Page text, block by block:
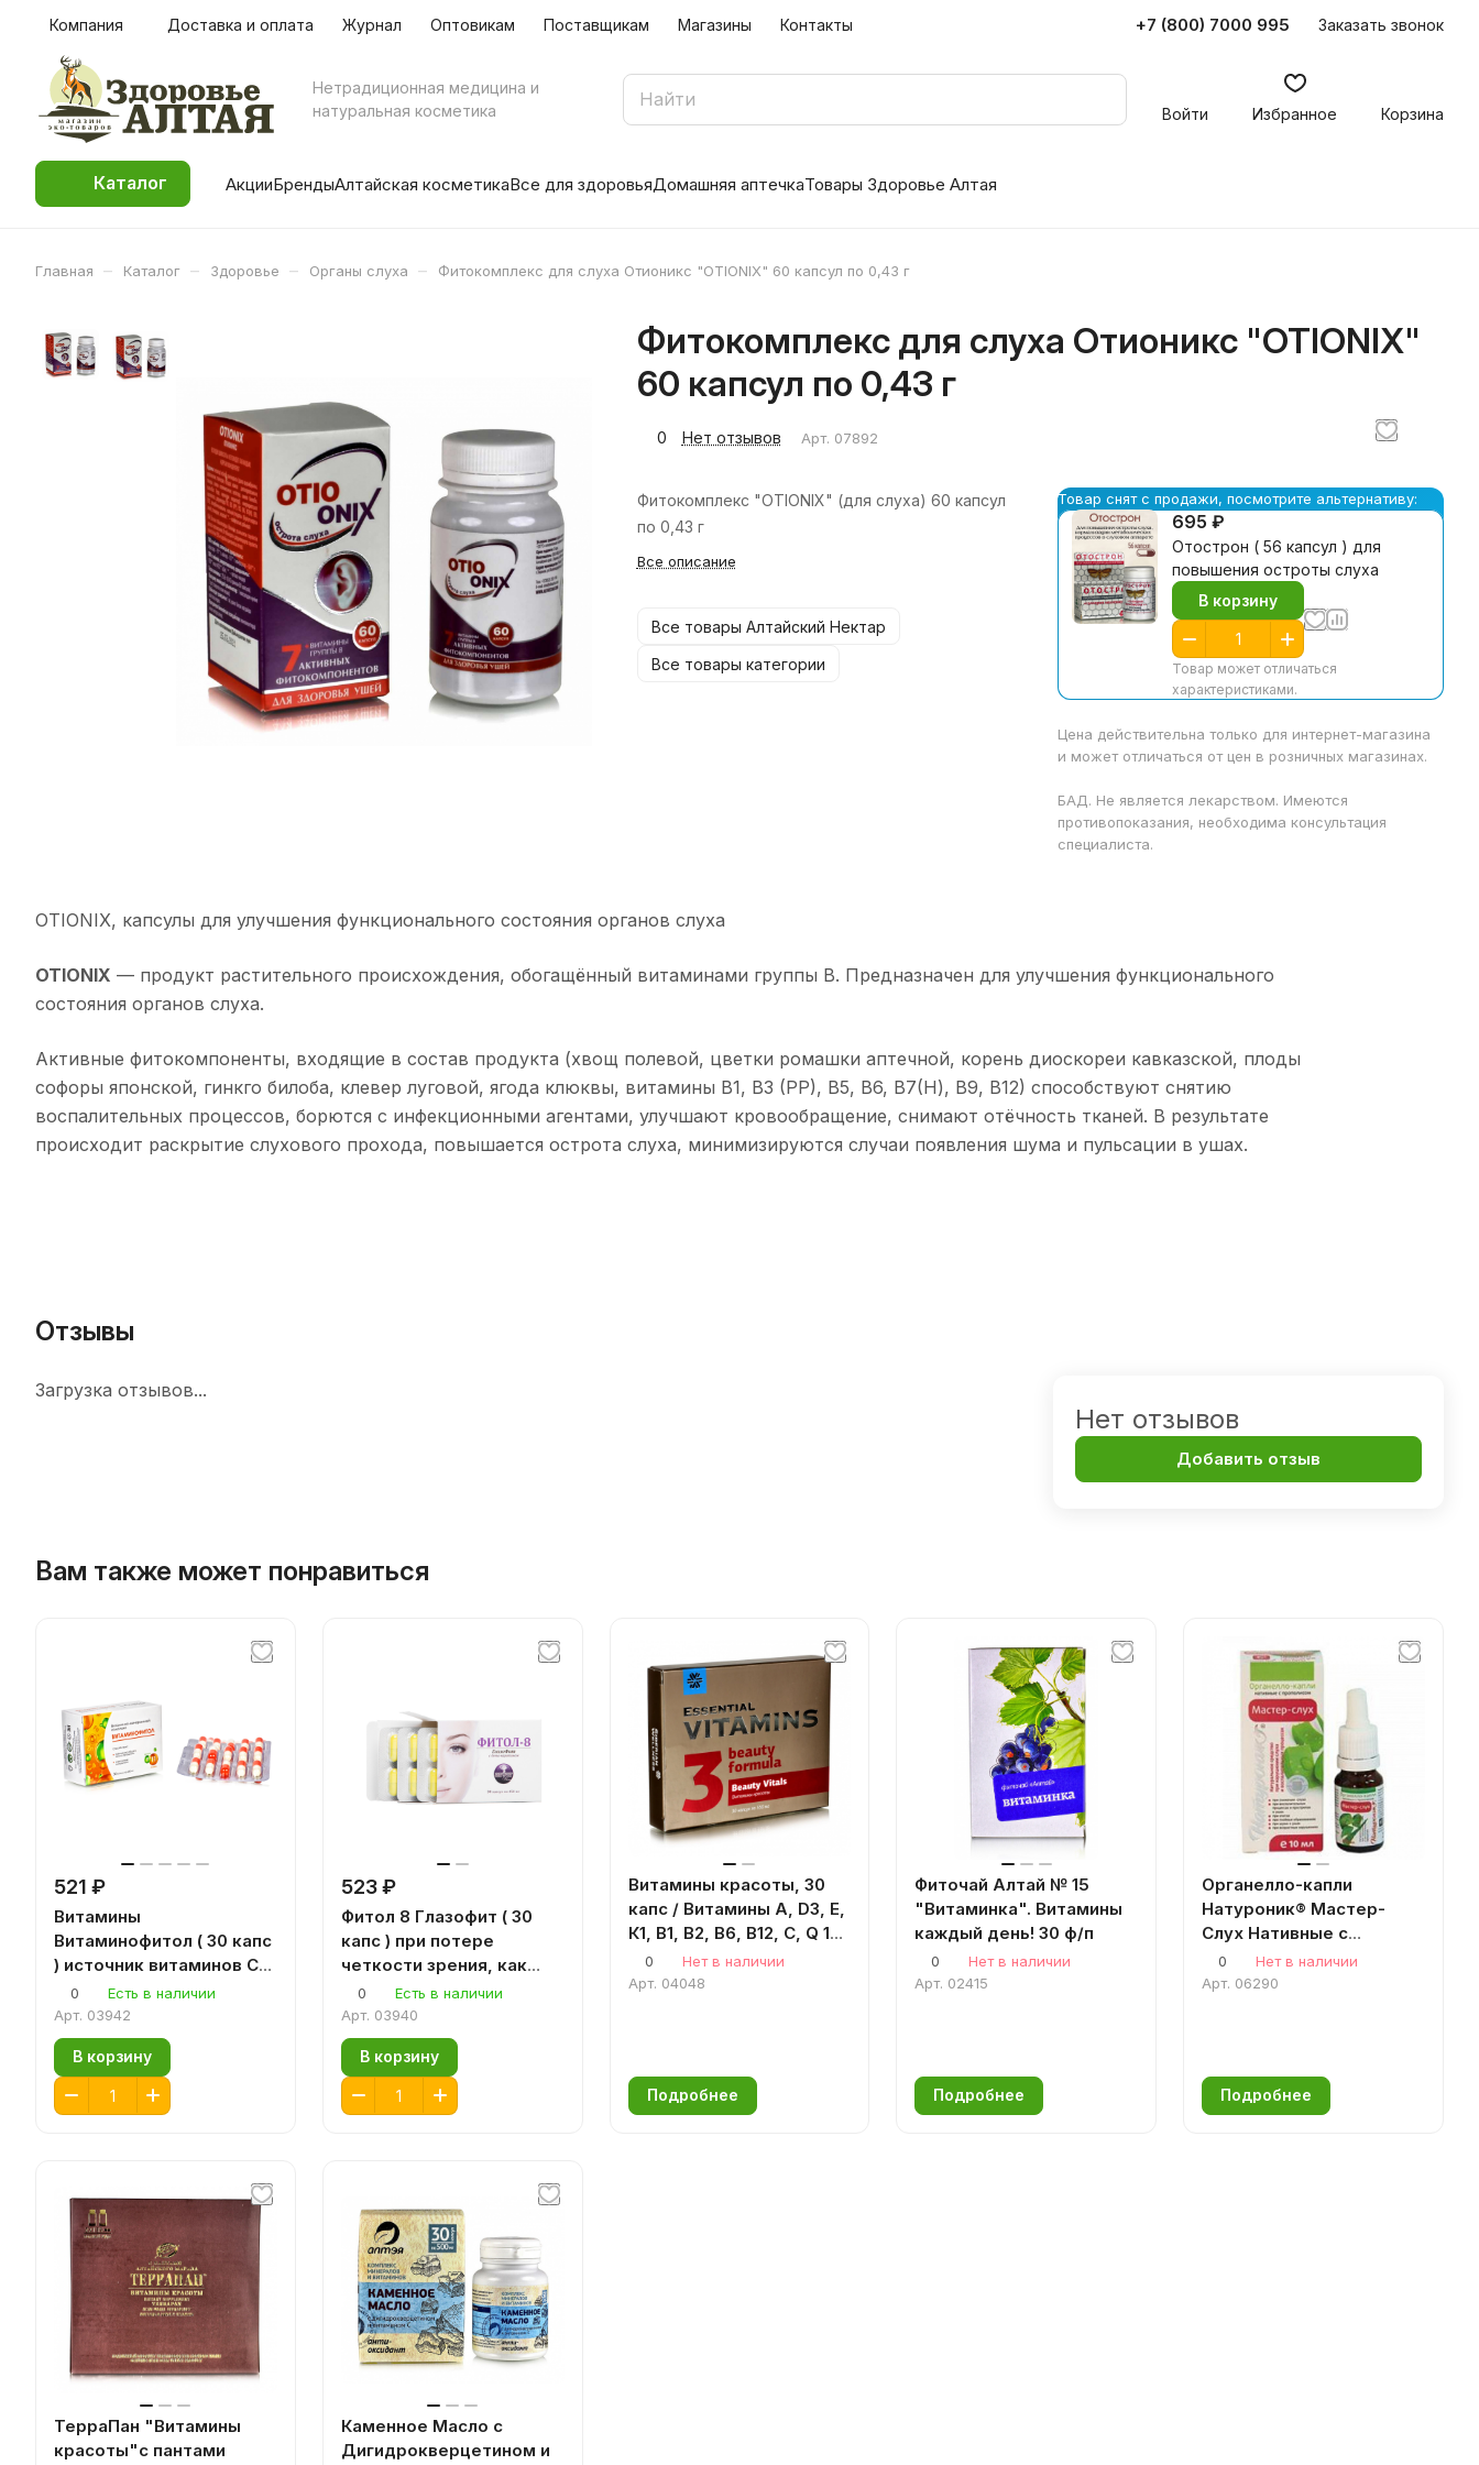
Компания Доставка и оплата Журнал Оптовикам Поставщикам Магазины Контакты +7 (800) 7000 995 Заказать звонок
Нетрадиционная медицина и
натуральная косметика
Войти Избранное Корзина
Каталог АкцииБрендыАлтайская косметикаВсе для здоровьяДомашняя аптечкаТовары Здоровье Алтая
Главная – Каталог – Здоровье – Органы слуха – Фитокомплекс для слуха Отионикс "OTIONIX" 60 капсул по 0,43 г
Фитокомплекс для слуха Отионикс "OTIONIX"
60 капсул по 0,43 г
0 Нет отзывов Арт. 07892
Фитокомплекс "OTIONIX" (для слуха) 60 капсул
по 0,43 г
Все описание
Все товары Алтайский Нектар
Все товары категории
Товар снят с продажи, посмотрите альтернативу:
695 ₽
Отострон ( 56 капсул ) для
повышения остроты слуха
В корзину
Товар может отличаться
характеристиками.
Цена действительна только для интернет-магазина
и может отличаться от цен в розничных магазинах.
БАД. Не является лекарством. Имеются
противопоказания, необходима консультация
специалиста.
OTIONIX, капсулы для улучшения функционального состояния органов слуха
OTIONIX — продукт растительного происхождения, обогащённый витаминами группы В. Предназначен для улучшения функционального
состояния органов слуха.
Активные фитокомпоненты, входящие в состав продукта (хвощ полевой, цветки ромашки аптечной, корень диоскореи кавказской, плоды
софоры японской, гинкго билоба, клевер луговой, ягода клюквы, витамины B1, B3 (PP), В5, В6, В7(Н), В9, В12) способствуют снятию
воспалительных процессов, борются с инфекционными агентами, улучшают кровообращение, снимают отёчность тканей. В результате
происходит раскрытие слухового прохода, повышается острота слуха, минимизируются случаи появления шума и пульсации в ушах.
Отзывы
Загрузка отзывов...
Нет отзывов
Добавить отзыв
Вам также может понравиться
521 ₽
Витамины
Витаминофитол ( 30 капс
) источник витаминов С,
Е, В3, В5, В6, В1, В2, А,
В12, а также фолиевой
кислоты и биотина
0
Есть в наличии
Арт. 03942
В корзину
523 ₽
Фитол 8 Глазофит ( 30
капс ) при потере
четкости зрения, как
дополнительный
источник витамина С и
бета – каротина
0
Есть в наличии
Арт. 03940
В корзину
Витамины красоты, 30
капс / Витамины А, D3, Е,
К1, В1, В2, В6, В12, С, Q 10,
фолиевая кислота
0
Нет в наличии
Арт. 04048
Подробнее
Фиточай Алтай № 15
"Витаминка". Витамины
каждый день! 30 ф/п
0
Нет в наличии
Арт. 02415
Подробнее
Органелло-капли
Натуроник® Мастер-
Слух Нативные с
прополисом 10мл.
0
Нет в наличии
Арт. 06290
Подробнее
ТерраПан "Витамины
красоты"с пантами
Каменное Масло с
Дигидрокверцетином и